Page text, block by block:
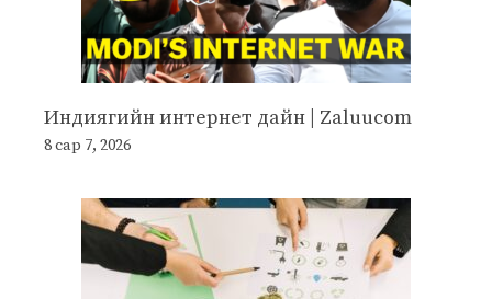
Индиягийн интернет дайн | Zaluucom
8 сар 7, 2026